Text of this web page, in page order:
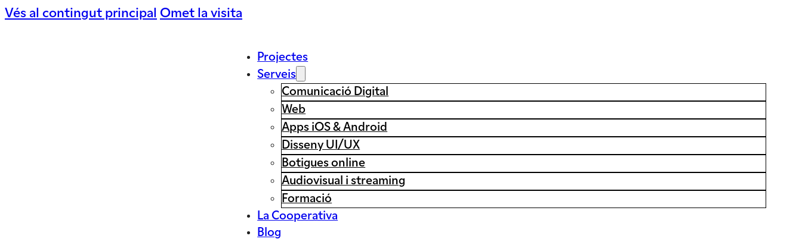
Vés al contingut principal Omet la visita
Projectes
Serveis
Comunicació Digital
Web
Apps iOS & Android
Disseny UI/UX
Botigues online
Audiovisual i streaming
Formació
La Cooperativa
Blog